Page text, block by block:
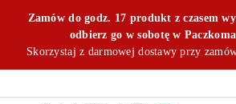
Przejdź do treści głównej
Przejdź do wyszukiwarki
Przejdź do moje konto
Przejdź do menu głównego
Przejdź do opisu produktu
Przejdź do stopki
Zamów do godz. 17 produkt z czasem
odbierz go w sobotę w
Skorzystaj z darmowej dostawy przy